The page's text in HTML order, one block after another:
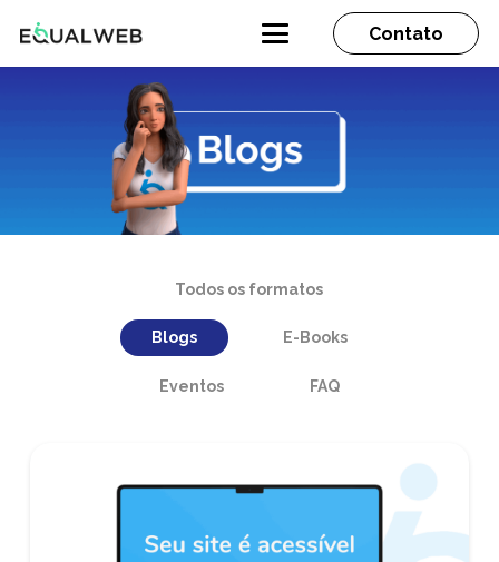
Contato
Todos os formatos
Blogs E-Books
Eventos FAQ